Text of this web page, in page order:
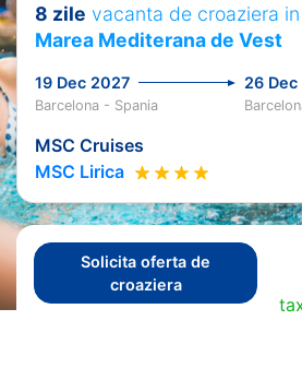
8 zile vacanta de croaziera in
Marea Mediterana de Vest
19 Dec 2027 26
Barcelona - Spania
MSC Cruises
MSC Lirica
Solicita oferta de
croaziera